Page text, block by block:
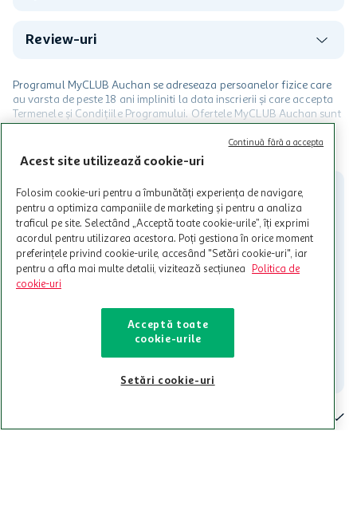
Review-uri
Programul MyCLUB Auchan se adreseaza persoanelor fizice care
au varsta de peste 18 ani impliniti la data inscrierii și care accepta
Termenele și Condițiile Programului. Ofertele MyCLUB Auchan sunt
limita a 12 unitati / card client o singura data in perioada promotiei.
Cardul poate fi utilizat doar in legatura cu magazinele Auchan
activitati in afara celor mentionate in Termene si Conditii. Auchan
nu raspunde pentru imposibilitatea utilizarii Cardului in perioada in
care aceste este suspendat sau in perioada in care sunt efectuate
intretineri sau reparatii tehnice la sistemul de utilizarea al Cardului.
CITESTE MAI MULT
Contacteaza-ne!
021-9141 contact@auchan.ro
Contact
Acest site utilizează cookie-uri
Folosim cookie-uri pentru a îmbunătăți experiența de navigare,
pentru a optimiza campaniile de marketing și pentru a analiza
traficul pe site. Selectând „Acceptă toate cookie-urile”, îți exprimi
acordul pentru utilizarea acestora. Poți gestiona în orice moment
preferințele privind cookie-urile, accesând "Setări cookie-uri", iar
pentru a afla mai multe detalii, vizitează secțiunea
Politica de
cookie-uri
Acceptă toate
cookie-urile
Setări cookie-uri
Continuă fără a accepta